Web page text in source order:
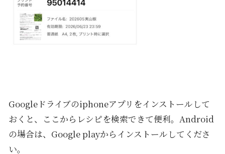
Googleドライブのiphoneアプリをインストールして
おくと、ここからレシピを検索できて便利。Android
の場合は、Google playからインストールしてくださ
い。